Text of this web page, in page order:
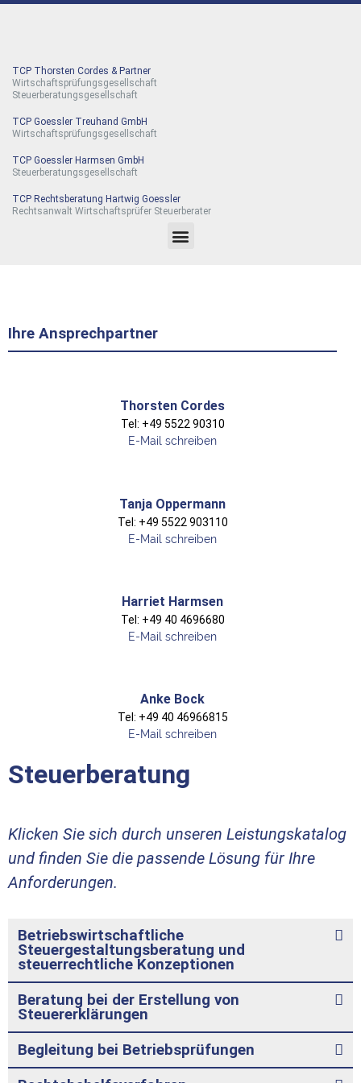
TCP Thorsten Cordes & Partner
Wirtschaftsprüfungsgesellschaft
Steuerberatungsgesellschaft
TCP Goessler Treuhand GmbH
Wirtschaftsprüfungsgesellschaft
TCP Goessler Harmsen GmbH
Steuerberatungsgesellschaft
TCP Rechtsberatung Hartwig Goessler
Rechtsanwalt Wirtschaftsprüfer Steuerberater
Ihre Ansprechpartner
Thorsten Cordes
Tel: +49 5522 90310
E-Mail schreiben
Tanja Oppermann​
Tel: +49 5522 903110
E-Mail schreiben
Harriet Harmsen
Tel: +49 40 4696680​
E-Mail schreiben
Anke Bock
Tel: +49 40 46966815
E-Mail schreiben
Steuerberatung
Klicken Sie sich durch unseren Leistungskatalog
und finden Sie die passende Lösung für Ihre
Anforderungen.
Betriebswirtschaftliche
Steuergestaltungsberatung und
steuerrechtliche Konzeptionen
Beratung bei der Erstellung von
Steuererklärungen
Begleitung bei Betriebsprüfungen